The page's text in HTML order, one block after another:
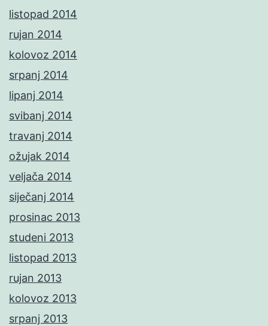
listopad 2014
rujan 2014
kolovoz 2014
srpanj 2014
lipanj 2014
svibanj 2014
travanj 2014
ožujak 2014
veljača 2014
siječanj 2014
prosinac 2013
studeni 2013
listopad 2013
rujan 2013
kolovoz 2013
srpanj 2013